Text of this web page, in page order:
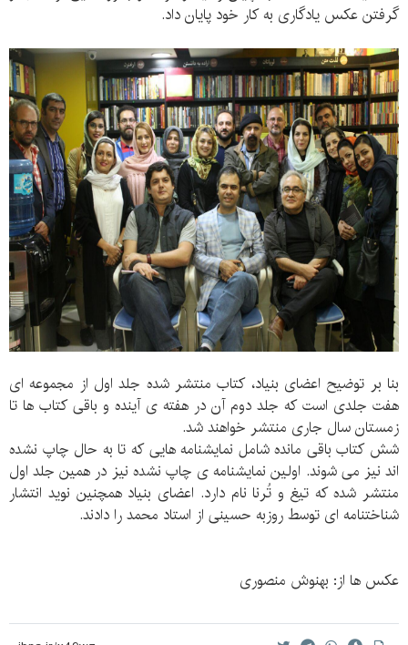
گرفتن عکس یادگاری به کار خود پایان داد.
بنا بر توضیح اعضای بنیاد، کتاب منتشر شده جلد اول از مجموعه ای
هفت جلدی است که جلد دوم آن در هفته ی آینده و باقی کتاب ها تا
زمستان سال جاری منتشر خواهند شد.
شش کتاب باقی مانده شامل نمایشنامه هایی که تا به حال چاپ نشده
اند نیز می شوند. اولین نمایشنامه ی چاپ نشده نیز در همین جلد اول
منتشر شده که تیغ و تُرنا نام دارد. اعضای بنیاد همچنین نوید انتشار
شناختنامه ای توسط روزبه حسینی از استاد محمد را دادند.
عکس ها از: بهنوش منصوری